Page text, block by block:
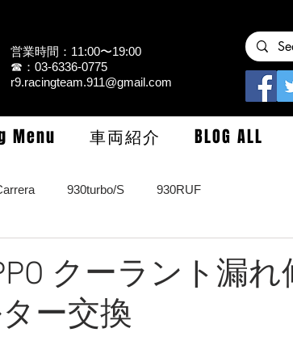
営業時間：11:00〜19:00
☎：03-6336-0775
r9.racingteam.911@gmail.com
Menu 車両紹介 BLOG ALL
930turbo/S 930RUF
997Carrera/S/turbo
クーラント漏
ー交換